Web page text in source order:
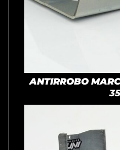
ANTIRROBO